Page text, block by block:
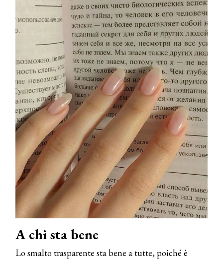
A chi sta bene
Lo smalto trasparente sta bene a tutte, poiché è